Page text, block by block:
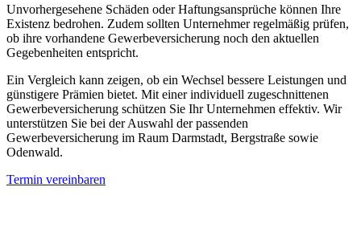
Unvorhergesehene Schäden oder Haftungsansprüche können Ihre
Existenz bedrohen. Zudem sollten Unternehmer regelmäßig prüfen,
ob ihre vorhandene Gewerbeversicherung noch den aktuellen
Gegebenheiten entspricht.
Ein Vergleich kann zeigen, ob ein Wechsel bessere Leistungen und
günstigere Prämien bietet. Mit einer individuell zugeschnittenen
Gewerbeversicherung schützen Sie Ihr Unternehmen effektiv. Wir
unterstützen Sie bei der Auswahl der passenden
Gewerbeversicherung im Raum Darmstadt, Bergstraße sowie
Odenwald.
Termin vereinbaren